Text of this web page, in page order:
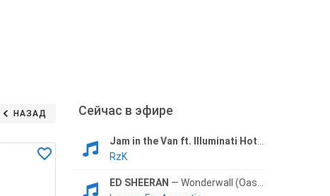
НАЗАД Сейчас в эфире
RzK
ED SHEERAN — Wonderwall (Oasis Cover)